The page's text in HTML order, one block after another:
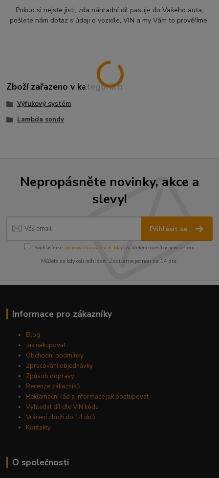
Pokud si nejste jisti, zda náhradní díl pasuje do Vašeho auta,
pošlete nám dotaz s údaji o vozidle, VIN a my Vám to prověříme.
Zboží zařazeno v kategoriích
Výfukový systém
Lambda sondy
Nepropásněte novinky, akce a
slevy!
Přihlásit se
Souhlasím se zpracováním osobních údajůza účelem rozesílky newsletteru.
Můžete se kdykoli odhlásit. Zasíláme jednou za 14 dní.
Informace pro zákazníky
Blog
Jak nakupovat
Obchodní podmínky
Zpracování objednávky
Způsob dopravy
Recenze zákazníků
Reklamační řád a informace jak postupovat
Vyhledat díl dle VIN kódu
Vrácení zboží do 14 dnů
Kontakty
O společnosti